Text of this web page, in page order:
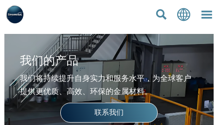
  
我们的产品
我们将持续提升自身实力和服务水平，为全球客户
提供更优质、高效、环保的金属材料。
联系我们